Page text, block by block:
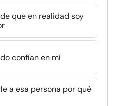
que en realidad soy
confían en mí
a esa persona por qué